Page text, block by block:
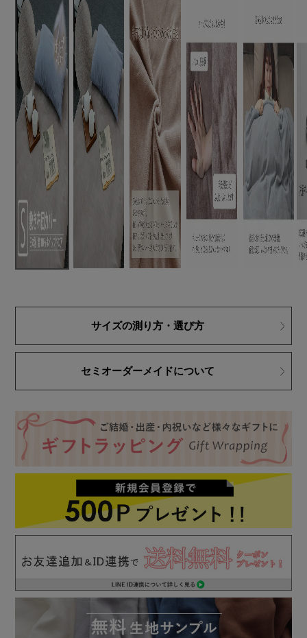
サイズの測り方・選び方
セミオーダーメイドについて